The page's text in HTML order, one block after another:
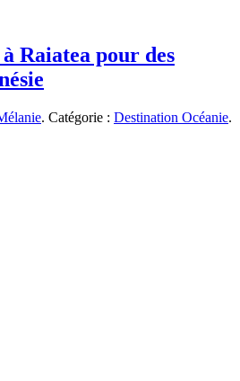
Raiatea pour des
. Catégorie : Destination Océanie.